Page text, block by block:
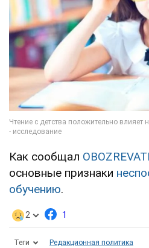
Как сообщал
основные признаки
обучению.
2 1
Теги Редакционная политика